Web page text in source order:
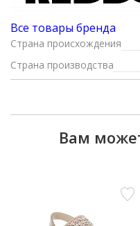
Все товары бренда
Страна происхождения
Страна производства
Вам